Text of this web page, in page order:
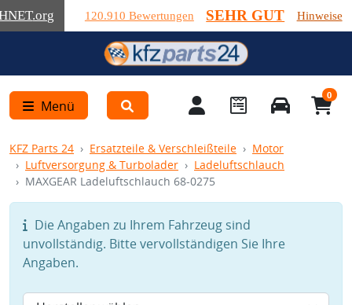
.org 120.910 Bewertungen SEHR GUT Hinweise
Menü
0
KFZ Parts 24 Ersatzteile & Verschleißteile
Motor
Luftversorgung & Turbolader
Ladeluftschlauch
MAXGEAR Ladeluftschlauch 68-0275
Die Angaben zu Ihrem Fahrzeug sind
unvollständig. Bitte vervollständigen Sie Ihre
Angaben.